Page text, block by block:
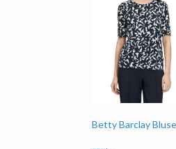
Betty Barclay Bluse